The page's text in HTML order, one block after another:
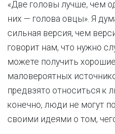
«Две головы лучше, чем
них — голова овцы». Я
сильная версия, чем
говорит нам, что нужно
можете получить
маловероятных
предвзято относиться
конечно, люди не могут
своими идеями о том,